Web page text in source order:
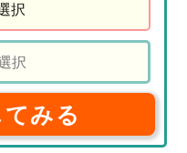
みる